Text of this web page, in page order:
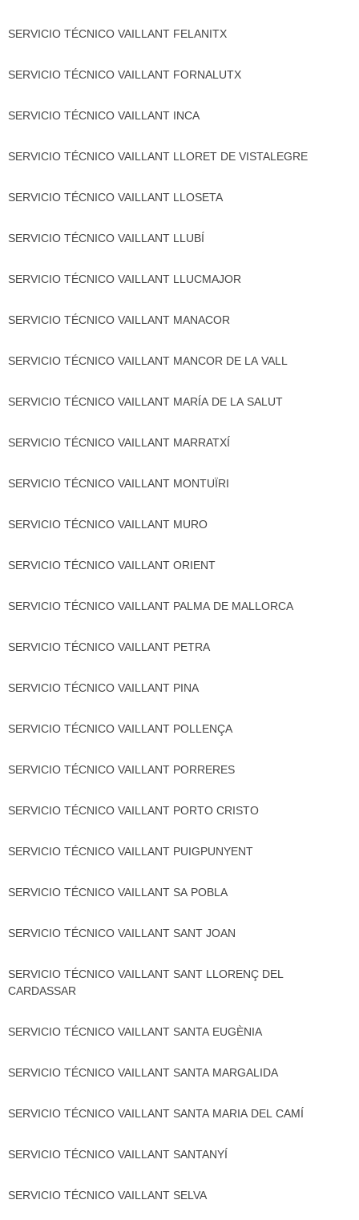
SERVICIO TÉCNICO VAILLANT FELANITX
SERVICIO TÉCNICO VAILLANT FORNALUTX
SERVICIO TÉCNICO VAILLANT INCA
SERVICIO TÉCNICO VAILLANT LLORET DE VISTALEGRE
SERVICIO TÉCNICO VAILLANT LLOSETA
SERVICIO TÉCNICO VAILLANT LLUBÍ
SERVICIO TÉCNICO VAILLANT LLUCMAJOR
SERVICIO TÉCNICO VAILLANT MANACOR
SERVICIO TÉCNICO VAILLANT MANCOR DE LA VALL
SERVICIO TÉCNICO VAILLANT MARÍA DE LA SALUT
SERVICIO TÉCNICO VAILLANT MARRATXÍ
SERVICIO TÉCNICO VAILLANT MONTUÏRI
SERVICIO TÉCNICO VAILLANT MURO
SERVICIO TÉCNICO VAILLANT ORIENT
SERVICIO TÉCNICO VAILLANT PALMA DE MALLORCA
SERVICIO TÉCNICO VAILLANT PETRA
SERVICIO TÉCNICO VAILLANT PINA
SERVICIO TÉCNICO VAILLANT POLLENÇA
SERVICIO TÉCNICO VAILLANT PORRERES
SERVICIO TÉCNICO VAILLANT PORTO CRISTO
SERVICIO TÉCNICO VAILLANT PUIGPUNYENT
SERVICIO TÉCNICO VAILLANT SA POBLA
SERVICIO TÉCNICO VAILLANT SANT JOAN
SERVICIO TÉCNICO VAILLANT SANT LLORENÇ DEL
CARDASSAR
SERVICIO TÉCNICO VAILLANT SANTA EUGÈNIA
SERVICIO TÉCNICO VAILLANT SANTA MARGALIDA
SERVICIO TÉCNICO VAILLANT SANTA MARIA DEL CAMÍ
SERVICIO TÉCNICO VAILLANT SANTANYÍ
SERVICIO TÉCNICO VAILLANT SELVA